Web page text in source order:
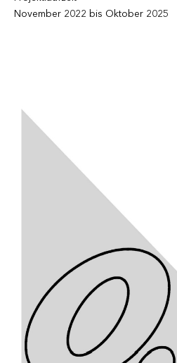
November 2022 bis Oktober 2025
Projektkonsortium